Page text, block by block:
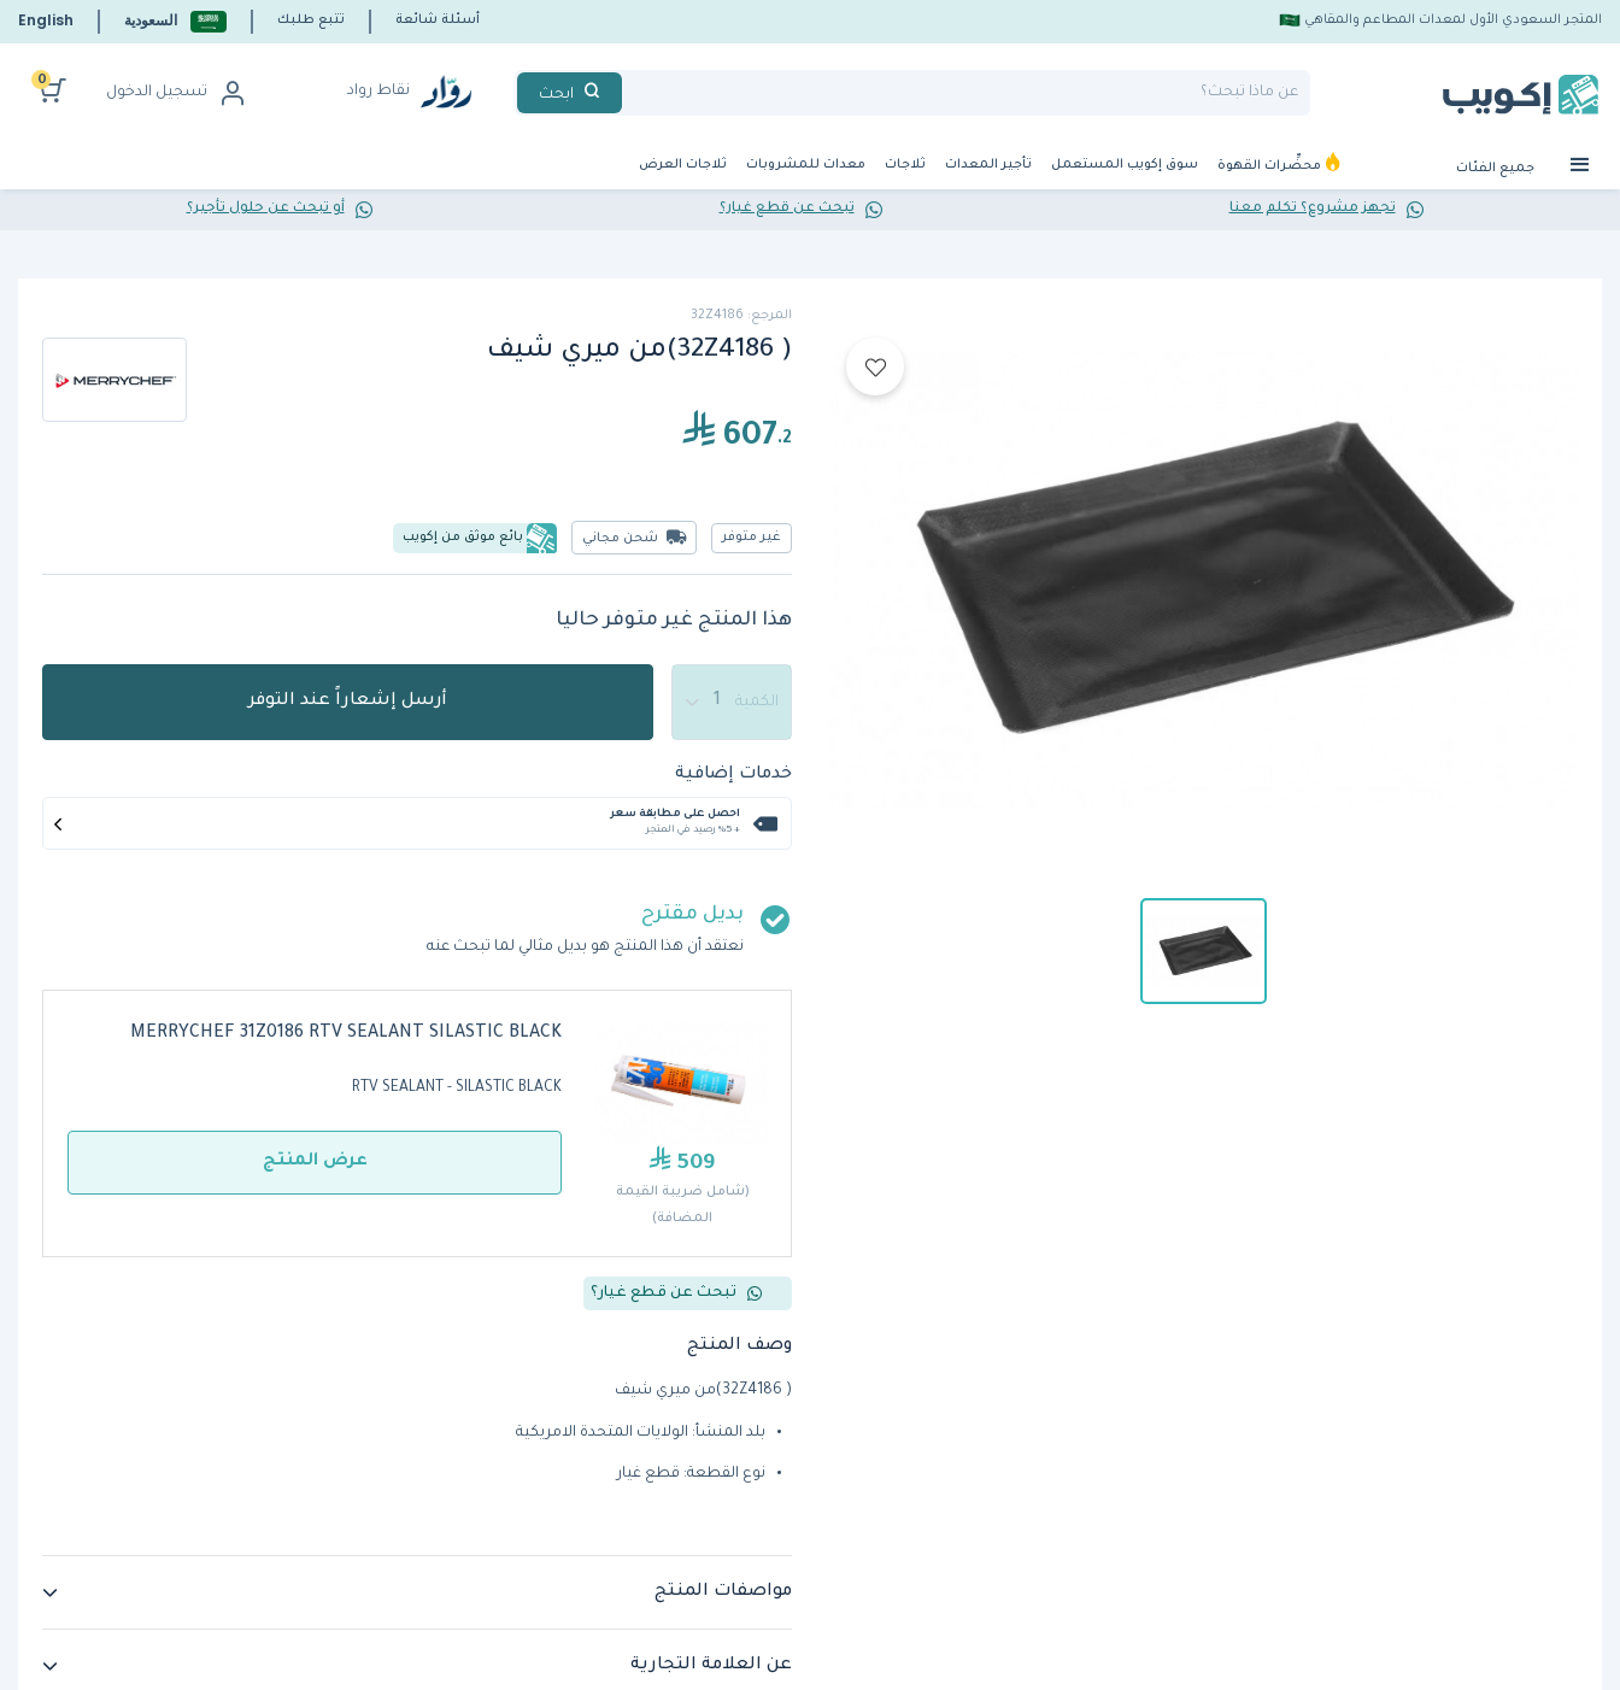
المتجر السعودي الأول لمعدات المطاعم والمقاهي أسئلة شائعة تتبع طلبك السعودية English
ابحث نقاط رواد تسجيل الدخول
0
جميع الفئات محضِّرات القهوة سوق إكويب المستعمل تأجير المعدات ثلاجات معدات للمشروبات ثلاجات العرض
تجهز مشروع؟ تكلم معنا تبحث عن قطع غيار؟ أو تبحث عن حلول تأجير؟
المرجع: 32Z4186
( 32Z4186)من ميري شيف
607.2
غير متوفر شحن مجاني بائع موثق من إكويب
هذا المنتج غير متوفر حاليا
الكمية أرسل إشعاراً عند التوفر
خدمات إضافية
احصل على مطابقة سعر
+ %5 رصيد في المتجر
بديل مقترح
نعتقد أن هذا المنتج هو بديل مثالي لما تبحث عنه
509
(شامل ضريبة القيمة
المضافة)
MERRYCHEF 31Z0186 RTV SEALANT SILASTIC BLACK
RTV SEALANT - SILASTIC BLACK
عرض المنتج
تبحث عن قطع غيار؟
وصف المنتج
( 32Z4186)من ميري شيف
بلد المنشأ: الولايات المتحدة الامريكية
نوع القطعة: قطع غيار
مواصفات المنتج
عن العلامة التجارية